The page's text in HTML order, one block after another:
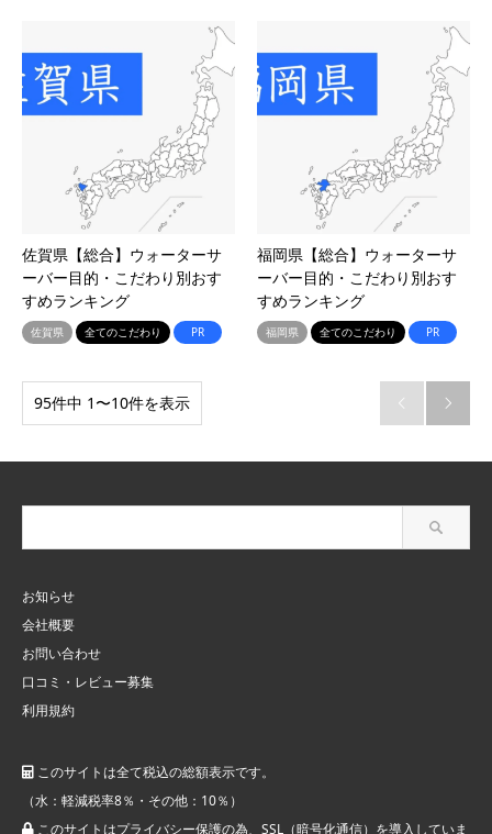
佐賀県【総合】ウォーターサ
ーバー目的・こだわり別おす
すめランキング
佐賀県 全てのこだわり PR
福岡県【総合】ウォーターサ
ーバー目的・こだわり別おす
すめランキング
福岡県 全てのこだわり PR
95件中 1〜10件を表示  
お知らせ
会社概要
お問い合わせ
口コミ・レビュー募集
利用規約
このサイトは全て税込の総額表示です。
（水：軽減税率8％・その他：10％）
このサイトはプライバシー保護の為、SSL（暗号化通信）を導入していま